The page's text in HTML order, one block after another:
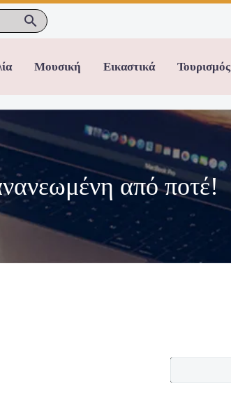
Μουσική Εικαστικά Τουρισμός
από ποτέ!